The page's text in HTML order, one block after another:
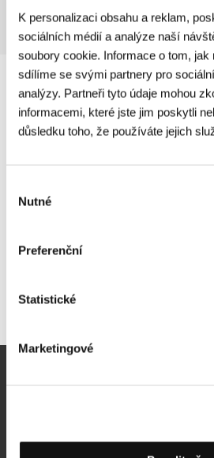
K personalizaci obsahu a reklam,
sociálních médií a analýze naší
soubory cookie. Informace o tom, jak
sdílíme se svými partnery pro
analýzy. Partneři tyto údaje mohou
informacemi, které jste jim poskytli
důsledku toho, že používáte jejich
souhlasu
Nutné
Preferenční
Statistické
Marketingové